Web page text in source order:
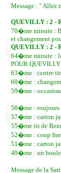
Message : " Allez
QUEVILLY : 2 -
70�me minute :
et changement
QUEVILLY : 2 -
64�me minute :
POUR
63�me : centre
60�me :
59�me :
58�me : toujours
57�me : carton
55�me tir de
52�me : coup
51�me : carton
49�me : un
Message de la